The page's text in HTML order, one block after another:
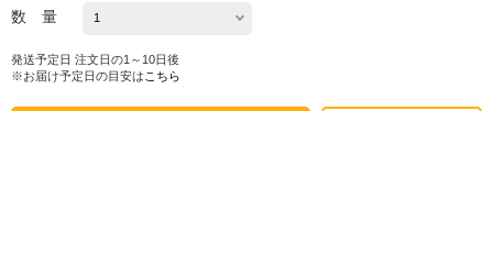
数 量
発送予定日 注文日の1～10日後
※お届け予定日の目安は こちら